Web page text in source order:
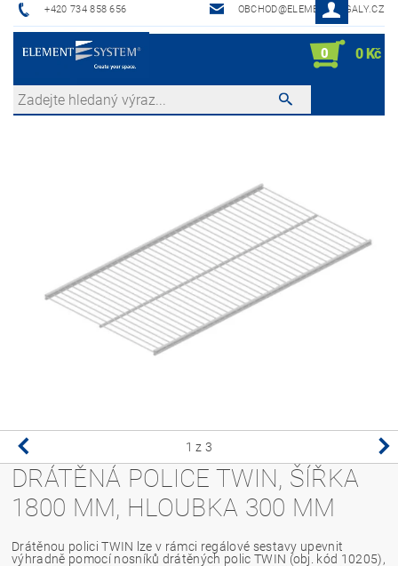
+420 734 858 656 OBCHOD@ELEMENTREGALY.CZ
0 0 Kč
1 z 3
DRÁTĚNÁ POLICE TWIN, ŠÍŘKA
1800 MM, HLOUBKA 300 MM
Drátěnou polici TWIN lze v rámci regálové sestavy upevnit
výhradně pomocí nosníků drátěných polic TWIN (obj. kód 10205),